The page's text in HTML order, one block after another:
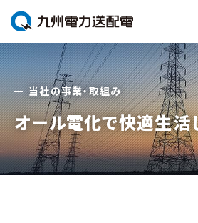
当社の事業・取組み
オール電化で快適生活